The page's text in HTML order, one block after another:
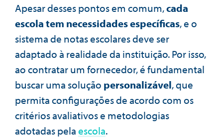
Apesar desses pontos em comum,cada
escola tem necessidades específicas, e o
sistema de notas escolares deve ser
adaptado à realidade da instituição. Por isso,
ao contratar um fornecedor, é fundamental
buscar uma solução personalizável, que
permita configurações de acordo com os
critérios avaliativos e metodologias
adotadas pelaescola.